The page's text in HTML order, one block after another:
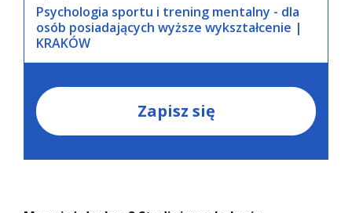
Psychologia sportu i trening mentalny - dla
osób posiadających wyższe wykształcenie |
KRAKÓW
Zapisz się